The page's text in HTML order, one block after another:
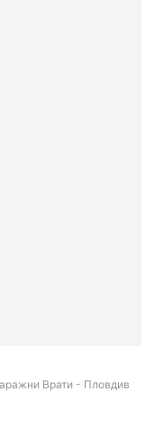
Врати - Пловдив